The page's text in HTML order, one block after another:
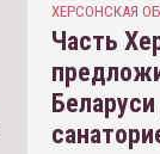
ХЕРСОНСКАЯ
Часть